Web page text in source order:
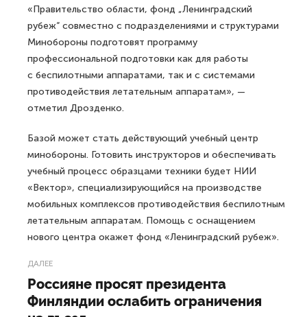
«Правительство области, фонд „Ленинградский
рубеж“ совместно с подразделениями и структурами
Минобороны подготовят программу
профессиональной подготовки как для работы
с беспилотными аппаратами, так и с системами
противодействия летательным аппаратам», —
отметил Дрозденко.
Базой может стать действующий учебный центр
минобороны. Готовить инструкторов и обеспечивать
учебный процесс образцами техники будет НИИ
«Вектор», специализирующийся на производстве
мобильных комплексов противодействия беспилотным
летательным аппаратам. Помощь с оснащением
нового центра окажет фонд «Ленинградский рубеж».
ДАЛЕЕ
Россияне просят президента
Финляндии ослабить ограничения